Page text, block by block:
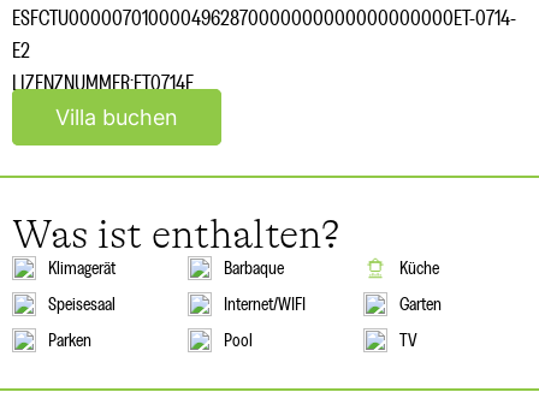
ESFCTU0000070100004962870000000000000000000ET-0714-
E2
LIZENZNUMMER:ET0714E
Villa buchen
Was ist enthalten?
Klimagerät Barbaque
Küche
Speisesaal
Internet/WIFI
Garten
Parken
Pool TV